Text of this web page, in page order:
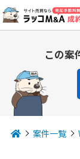
この案
案件一覧